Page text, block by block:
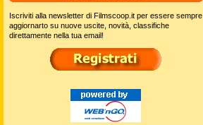
Iscriviti alla newsletter di Filmscoop.it per essere sempre
aggiornarto su nuove uscite, novità, classifiche
direttamente nella tua email!